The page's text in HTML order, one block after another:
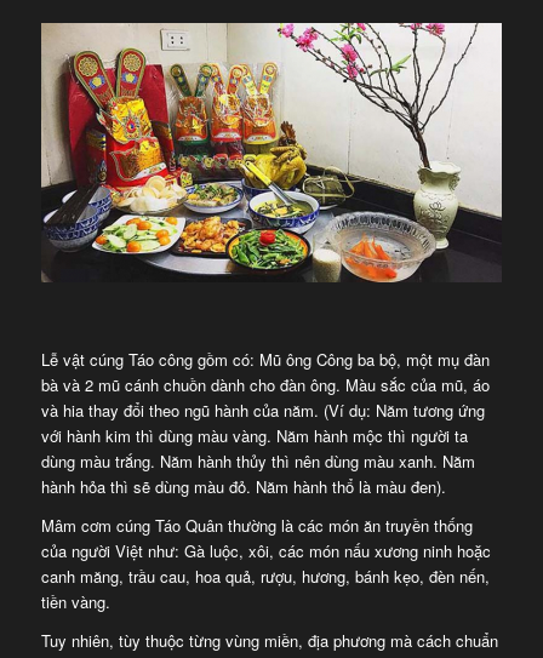
Lễ vật cúng Táo công gồm có: Mũ ông Công ba bộ, một mụ đàn
bà và 2 mũ cánh chuồn dành cho đàn ông. Màu sắc của mũ, áo
và hia thay đổi theo ngũ hành của năm. (Ví dụ: Năm tương ứng
với hành kim thì dùng màu vàng. Năm hành mộc thì người ta
dùng màu trắng. Năm hành thủy thì nên dùng màu xanh. Năm
hành hỏa thì sẽ dùng màu đỏ. Năm hành thổ là màu đen).
Mâm cơm cúng Táo Quân thường là các món ăn truyền thống
của người Việt như: Gà luộc, xôi, các món nấu xương ninh hoặc
canh măng, trầu cau, hoa quả, rượu, hương, bánh kẹo, đèn nến,
tiền vàng.
Tuy nhiên, tùy thuộc từng vùng miền, địa phương mà cách chuẩn